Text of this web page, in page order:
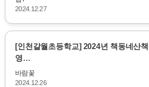
2024.12.27
[인천갈월초등학교] 2024년 책동네산
영…
바람꽃
2024.12.26